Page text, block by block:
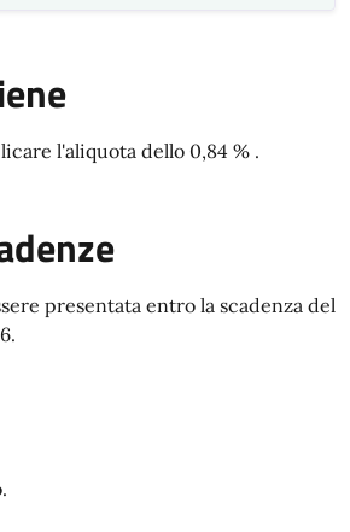
l'aliquota dello 0,84 % .
presentata entro la scadenza del